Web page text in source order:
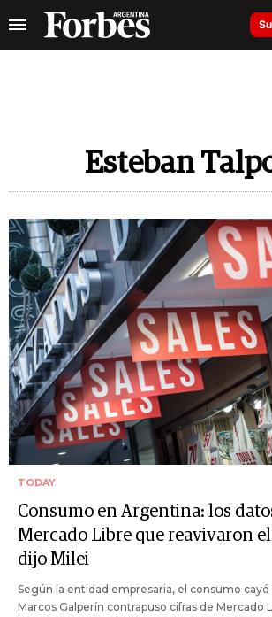
Esteban
TODAY
Consumo en Argentina: los
Mercado Libre que reavivaron
dijo Milei
Según la entidad empresaria, el consumo cayó
Marcos Galperín contrapuso cifras de Mercado